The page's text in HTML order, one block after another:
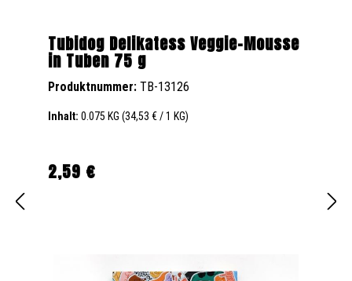
Tubidog Delikatess Veggie-Mousse
in Tuben 75 g
Produktnummer: TB-13126
Inhalt: 0.075 KG (34,53 € / 1 KG)
Regulärer Preis:
2,59 €